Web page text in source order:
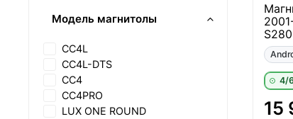
4/
15
Модель магнитолы
CC4L
CC4L-DTS
CC4
CC4PRO
LUX ONE ROUND